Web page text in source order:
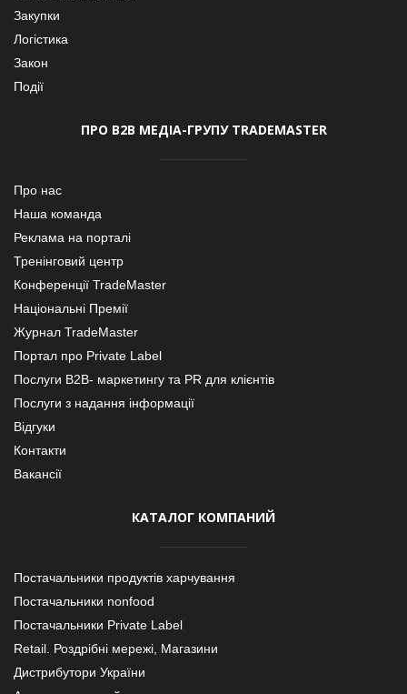
Закупки
Логістика
Закон
Події
ПРО В2В МЕДІА-ГРУПУ TRADEMASTER
Про нас
Наша команда
Реклама на порталі
Тренінговий центр
Конференції TradeMaster
Національні Премії
Журнал TradeMaster
Портал про Private Label
Послуги В2В- маркетингу та PR для клієнтів
Послуги з надання інформації
Відгуки
Контакти
Вакансії
КАТАЛОГ КОМПАНИЙ
Постачальники продуктів харчування
Постачальники nonfood
Постачальники Private Label
Retail. Роздрібні мережі, Магазини
Дистрибутори України